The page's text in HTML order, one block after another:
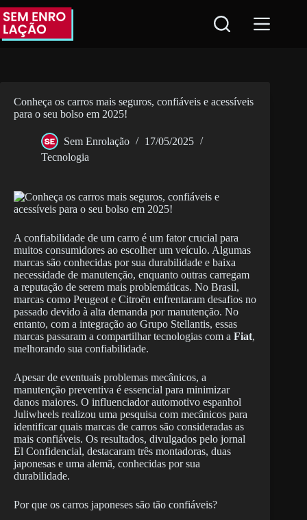
Pular
para
conteúdo
Conheça os carros mais seguros, confiáveis e acessíveis
para o seu bolso em 2025!
Sem Enrolação
17/05/2025
Tecnologia
A confiabilidade de um carro é um fator crucial para
muitos consumidores ao escolher um veículo. Algumas
marcas são conhecidas por sua durabilidade e baixa
necessidade de manutenção, enquanto outras carregam
a reputação de serem mais problemáticas. No Brasil,
marcas como Peugeot e Citroën enfrentaram desafios no
passado devido à alta demanda por manutenção. No
entanto, com a integração ao Grupo Stellantis, essas
marcas passaram a compartilhar tecnologias com a Fiat,
melhorando sua confiabilidade.
Apesar de eventuais problemas mecânicos, a
manutenção preventiva é essencial para minimizar
danos maiores. O influenciador automotivo espanhol
Juliwheels realizou uma pesquisa com mecânicos para
identificar quais marcas de carros são consideradas as
mais confiáveis. Os resultados, divulgados pelo jornal
El Confidencial, destacaram três montadoras, duas
japonesas e uma alemã, conhecidas por sua
durabilidade.
Por que os carros japoneses são tão confiáveis?